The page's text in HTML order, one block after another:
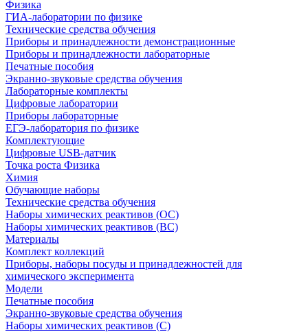
Физика
ГИА-лаборатории по физике
Технические средства обучения
Приборы и принадлежности демонстрационные
Приборы и принадлежности лабораторные
Печатные пособия
Экранно-звуковые средства обучения
Лабораторные комплекты
Цифровые лаборатории
Приборы лабораторные
ЕГЭ-лаборатория по физике
Комплектующие
Цифровые USB-датчик
Точка роста Физика
Химия
Обучающие наборы
Технические средства обучения
Наборы химических реактивов (ОС)
Наборы химических реактивов (ВС)
Материалы
Комплект коллекций
Приборы, наборы посуды и принадлежностей для
химического эксперимента
Модели
Печатные пособия
Экранно-звуковые средства обучения
Наборы химических реактивов (С)